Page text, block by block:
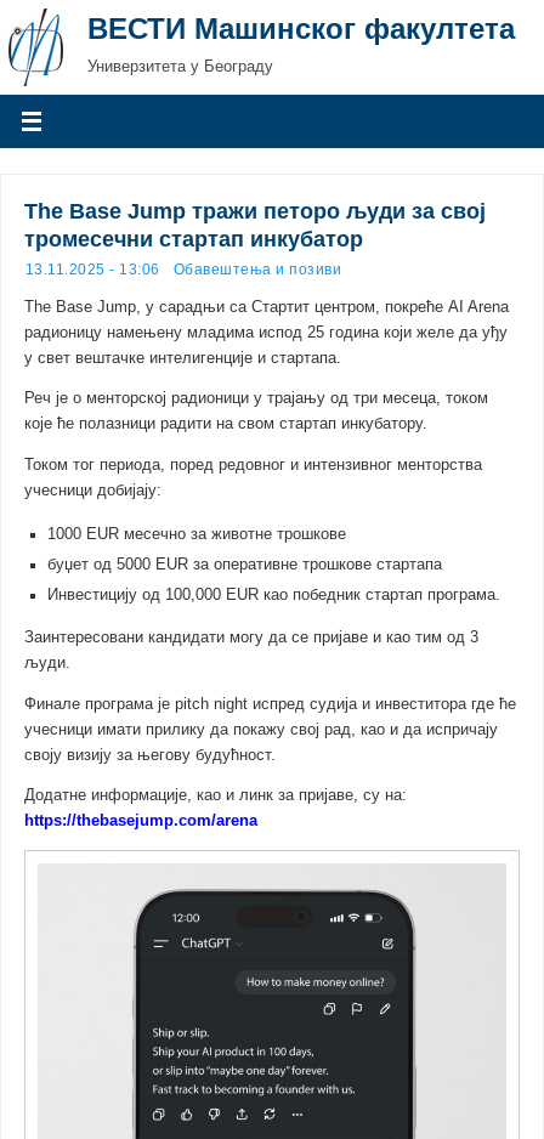
ВЕСТИ Машинског факултета
Универзитета у Београду
The Base Jump тражи петоро људи за свој
тромесечни стартaп инкубатор
13.11.2025 - 13:06 Обавештења и позиви
The Base Jump, у сарадњи са Стартит центром, покреће AI Arena
радионицу намењену младима испод 25 година који желе да уђу
у свет вештачке интелигенције и стартапа.
Реч је о менторској радионици у трајању од три месеца, током
које ће полазници радити на свом стартап инкубатору.
Током тог периода, поред редовног и интензивног менторства
учесници добијају:
1000 EUR месечно за животне трошкове
буџет од 5000 EUR за оперативне трошкове стартапа
Инвестицију од 100,000 EUR као победник стартап програма.
Заинтересовани кандидати могу да се пријаве и као тим од 3
људи.
Финале програма је pitch night испред судија и инвеститора где ће
учесници имати прилику да покажу свој рад, као и да испричају
своју визију за његову будућност.
Додатне информације, као и линк за пријаве, су на:
https://thebasejump.com/arena